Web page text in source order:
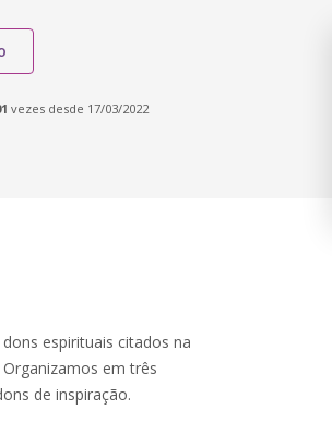
vezes desde 17/03/2022
espirituais citados na
em três
de inspiração.